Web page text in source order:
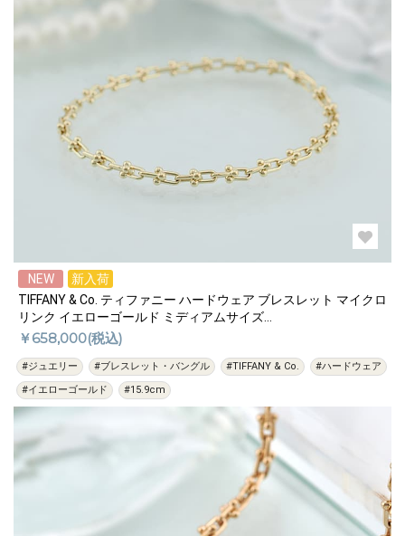
NEW
新入荷
TIFFANY & Co. ティファニー ハードウェア ブレスレット マイクロ
リンク イエローゴールド ミディアムサイズ
60416931/60416923
￥658,000(税込)
#ジュエリー #ブレスレット・バングル #TIFFANY & Co.
#ハードウェア
#イエローゴールド
#15.9cm